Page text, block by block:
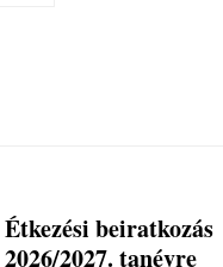
Étkezési beiratkozás
2026/2027. tanévre